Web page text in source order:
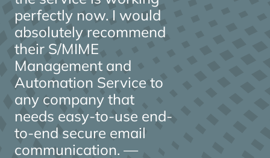
perfectly now. I would
absolutely recommend
their S/MIME
Management and
Automation Service to
any company that
needs easy-to-use end-
to-end secure email
communication. —